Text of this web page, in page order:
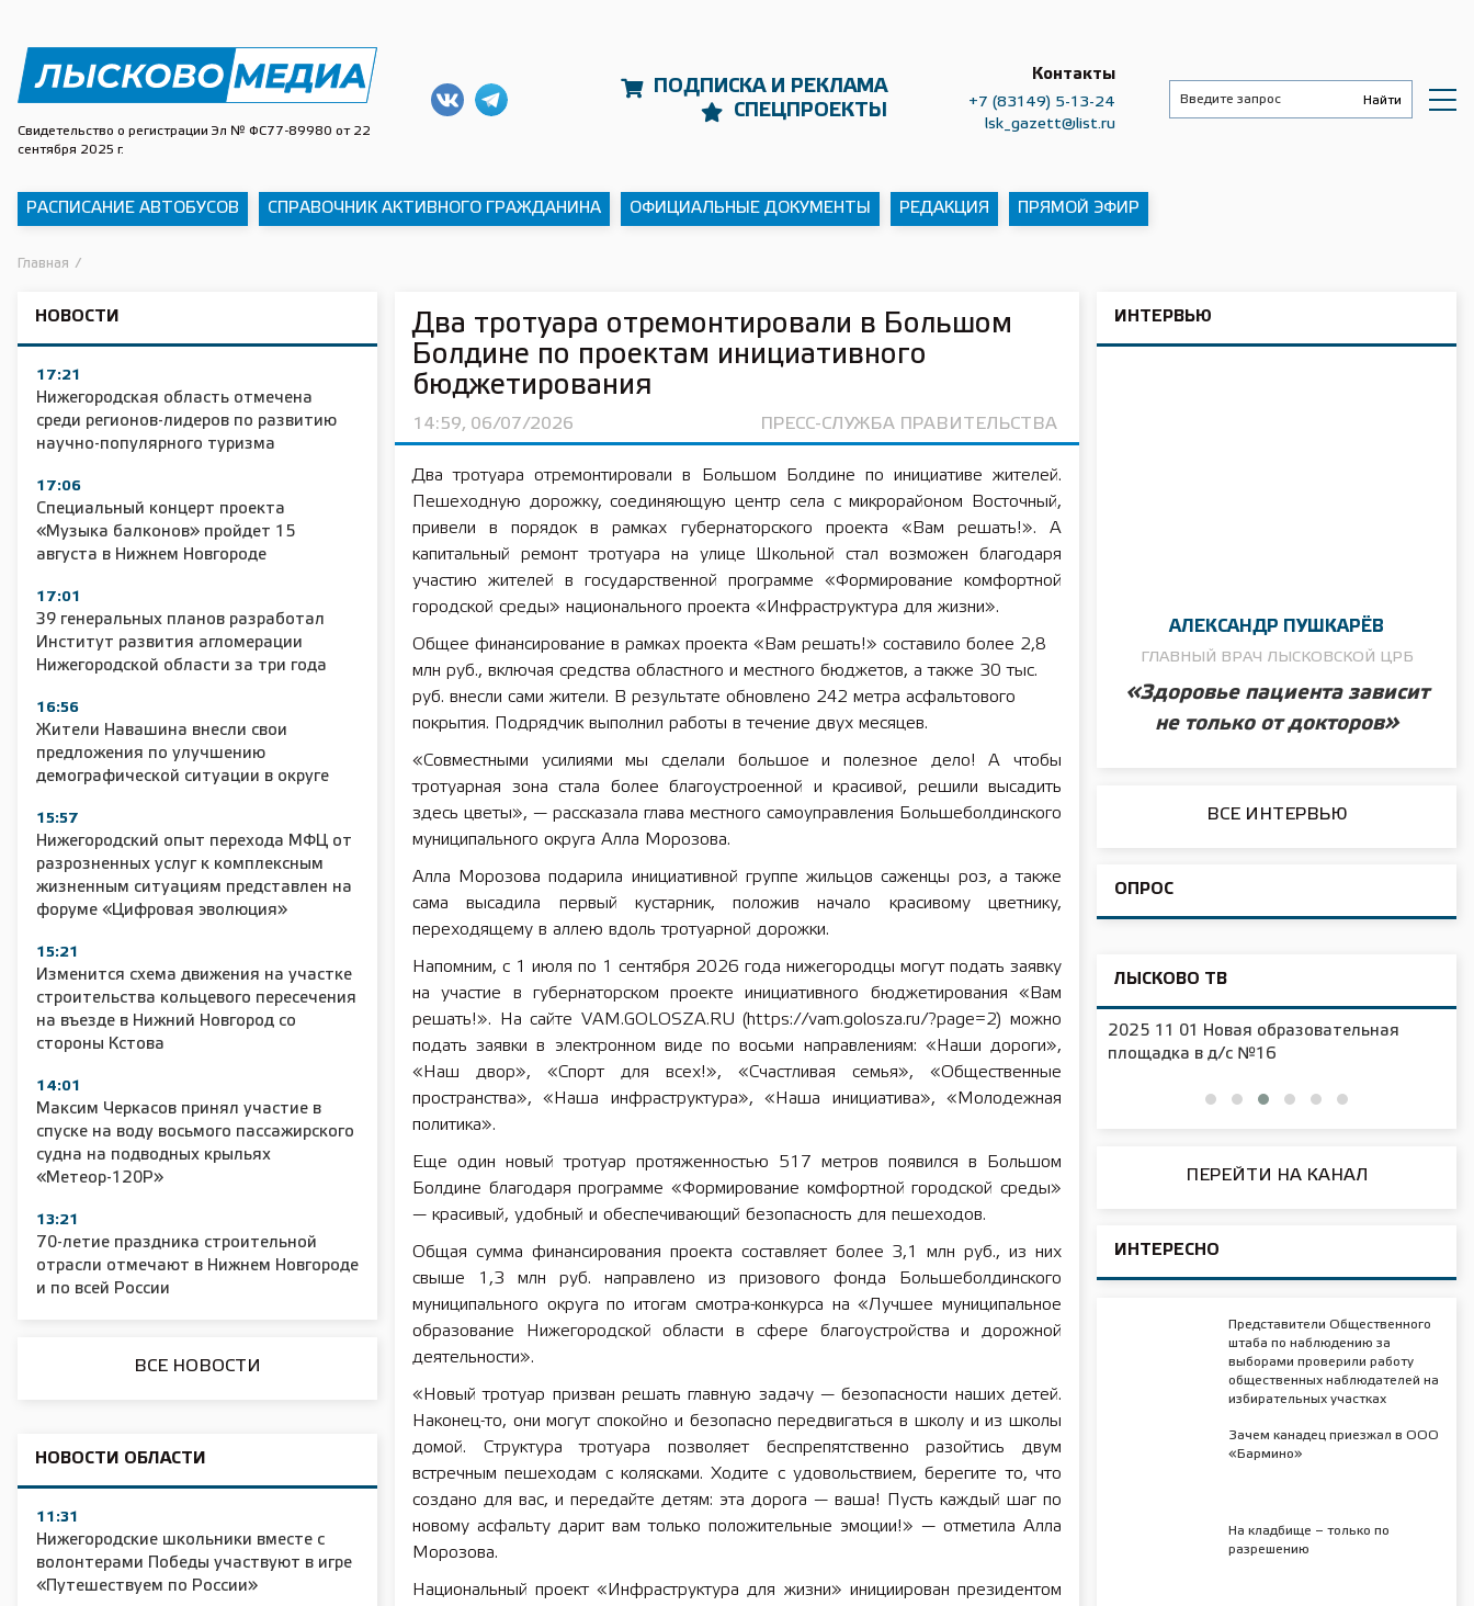
Свидетельство о регистрации Эл № ФС77-89980 от 22
сентября 2025 г.
ПОДПИСКА И РЕКЛАМА
СПЕЦПРОЕКТЫ
Контакты
+7 (83149) 5-13-24
lsk_gazett@list.ru
РАСПИСАНИЕ АВТОБУСОВ СПРАВОЧНИК АКТИВНОГО ГРАЖДАНИНА ОФИЦИАЛЬНЫЕ ДОКУМЕНТЫ РЕДАКЦИЯ ПРЯМОЙ ЭФИР
Главная /
НОВОСТИ
17:21
Нижегородская область отмечена
среди регионов-лидеров по развитию
научно-популярного туризма
17:06
Специальный концерт проекта
«Музыка балконов» пройдет 15
августа в Нижнем Новгороде
17:01
39 генеральных планов разработал
Институт развития агломерации
Нижегородской области за три года
16:56
Жители Навашина внесли свои
предложения по улучшению
демографической ситуации в округе
15:57
Нижегородский опыт перехода МФЦ от
разрозненных услуг к комплексным
жизненным ситуациям представлен на
форуме «Цифровая эволюция»
15:21
Изменится схема движения на участке
строительства кольцевого пересечения
на въезде в Нижний Новгород со
стороны Кстова
14:01
Максим Черкасов принял участие в
спуске на воду восьмого пассажирского
судна на подводных крыльях
«Метеор-120Р»
13:21
70-летие праздника строительной
отрасли отмечают в Нижнем Новгороде
и по всей России
ВСЕ НОВОСТИ
НОВОСТИ ОБЛАСТИ
11:31
Нижегородские школьники вместе с
волонтерами Победы участвуют в игре
«Путешествуем по России»
Два тротуара отремонтировали в Большом
Болдине по проектам инициативного
бюджетирования
14:59, 06/07/2026 ПРЕСС-СЛУЖБА ПРАВИТЕЛЬСТВА
Два тротуара отремонтировали в Большом Болдине по инициативе жителей.
Пешеходную дорожку, соединяющую центр села с микрорайоном Восточный,
привели в порядок в рамках губернаторского проекта «Вам решать!». А
капитальный ремонт тротуара на улице Школьной стал возможен благодаря
участию жителей в государственной программе «Формирование комфортной
городской среды» национального проекта «Инфраструктура для жизни».
Общее финансирование в рамках проекта «Вам решать!» составило более 2,8
млн руб., включая средства областного и местного бюджетов, а также 30 тыс.
руб. внесли сами жители. В результате обновлено 242 метра асфальтового
покрытия. Подрядчик выполнил работы в течение двух месяцев.
«Совместными усилиями мы сделали большое и полезное дело! А чтобы
тротуарная зона стала более благоустроенной и красивой, решили высадить
здесь цветы», — рассказала глава местного самоуправления Большеболдинского
муниципального округа Алла Морозова.
Алла Морозова подарила инициативной группе жильцов саженцы роз, а также
сама высадила первый кустарник, положив начало красивому цветнику,
переходящему в аллею вдоль тротуарной дорожки.
Напомним, с 1 июля по 1 сентября 2026 года нижегородцы могут подать заявку
на участие в губернаторском проекте инициативного бюджетирования «Вам
решать!». На сайте VAM.GOLOSZA.RU (https://vam.golosza.ru/?page=2) можно
подать заявки в электронном виде по восьми направлениям: «Наши дороги»,
«Наш двор», «Спорт для всех!», «Счастливая семья», «Общественные
пространства», «Наша инфраструктура», «Наша инициатива», «Молодежная
политика».
Еще один новый тротуар протяженностью 517 метров появился в Большом
Болдине благодаря программе «Формирование комфортной городской среды»
— красивый, удобный и обеспечивающий безопасность для пешеходов.
Общая сумма финансирования проекта составляет более 3,1 млн руб., из них
свыше 1,3 млн руб. направлено из призового фонда Большеболдинского
муниципального округа по итогам смотра-конкурса на «Лучшее муниципальное
образование Нижегородской области в сфере благоустройства и дорожной
деятельности».
«Новый тротуар призван решать главную задачу — безопасности наших детей.
Наконец-то, они могут спокойно и безопасно передвигаться в школу и из школы
домой. Структура тротуара позволяет беспрепятственно разойтись двум
встречным пешеходам с колясками. Ходите с удовольствием, берегите то, что
создано для вас, и передайте детям: эта дорога — ваша! Пусть каждый шаг по
новому асфальту дарит вам только положительные эмоции!» — отметила Алла
Морозова.
Национальный проект «Инфраструктура для жизни» инициирован президентом
ИНТЕРВЬЮ
АЛЕКСАНДР ПУШКАРЁВ
ГЛАВНЫЙ ВРАЧ ЛЫСКОВСКОЙ ЦРБ
«Здоровье пациента зависит
не только от докторов»
ВСЕ ИНТЕРВЬЮ
ОПРОС
ЛЫСКОВО ТВ
11 01 Сельское хозяйство 2025 2025 11 01 55 лет СОШ №2
2025 11 01 Земли
сельскохозяйственного назначения
2025 11 01 Новая образовательная
площадка в д/с №16
ПЕРЕЙТИ НА КАНАЛ
ИНТЕРЕСНО
Представители Общественного
штаба по наблюдению за
выборами проверили работу
общественных наблюдателей на
избирательных участках
Зачем канадец приезжал в ООО
«Бармино»
На кладбище – только по
разрешению